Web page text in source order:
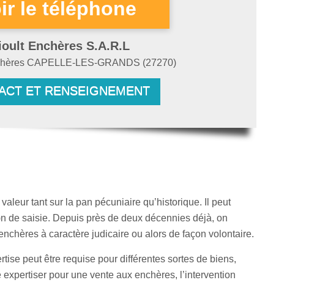
Enchères S.A.R.L
CAPELLE-LES-GRANDS (27270)
ET RENSEIGNEMENT
tant sur la pan pécuniaire qu’historique. Il peut
de saisie. Depuis près de deux décennies déjà, on
à caractère judicaire ou alors de façon volontaire.
peut être requise pour différentes sortes de biens,
pour une vente aux enchères, l’intervention